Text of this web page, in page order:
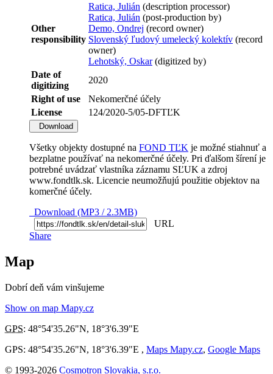
Other
responsibility
Ratica, Julián (description processor)
Ratica, Julián (post-production by)
Demo, Ondrej (record owner)
Slovenský ľudový umelecký kolektív (record
owner)
Lehotský, Oskar(digitized by)
Date of
digitizing
2020
Right of use
Nekomerčné účely
License
124/2020-5/05-DFTĽK
Download
Všetky objekty dostupné na FOND TĽK je možné stiahnuť a
bezplatne používať na nekomerčné účely. Pri ďalšom šírení je
potrebné uvádzať vlastníka záznamu SĽUK a zdroj
www.fondtlk.sk. Licencie neumožňujú použitie objektov na
komerčné účely.
Download (MP3 / 2.3MB)
URL
Share
Map
Dobrí deň vám vinšujeme
Show on map Mapy.cz
GPS: 48°54'35.26"N, 18°3'6.39"E
GPS: 48°54'35.26"N, 18°3'6.39"E , Maps Mapy.cz, Google Maps
© 1993-2026 Cosmotron Slovakia, s.r.o.